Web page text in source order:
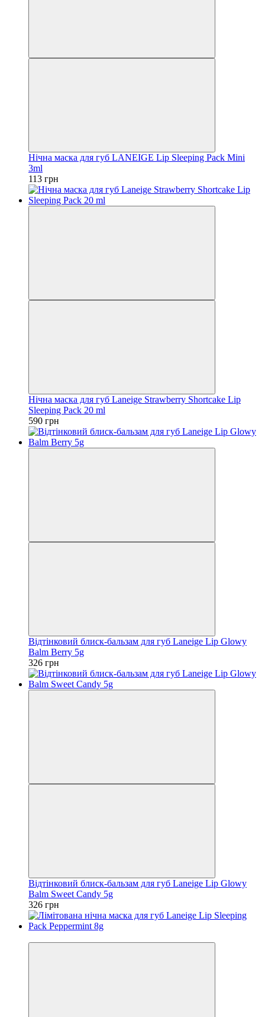
Нічна маска для губ LANEIGE Lip Sleeping Pack Mini
3ml
113 грн
Нічна маска для губ Laneige Strawberry Shortcake Lip
Sleeping Pack 20 ml
590 грн
Відтінковий блиск-бальзам для губ Laneige Lip Glowy
Balm Berry 5g
326 грн
Відтінковий блиск-бальзам для губ Laneige Lip Glowy
Balm Sweet Candy 5g
326 грн